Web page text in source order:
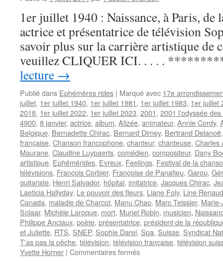
à
Bruxelles,
Michel
Van
Muylem
est
1er juillet 1940 : Naissance, à Paris, de
actrice et présentatrice de télévision
savoir plus sur la carrière artistique de
veuillez CLIQUER ICI. . . . .
lecture →
Publié dans Ephémères rides | Marqué avec 17e
juillet, 1er juillet 1940, 1er juillet 1981, 1er juillet 1983, 1er juillet
2018, 1er juillet 2022, 1er juillet 2023, 2001, 2001 l'odyssée
4900, 8 janvier, actrice, album, Alizée, animateur, Annie Cordy,
Belgique, Bernadette Chirac, Bernard Dimey, Bertrand Delanoë
française, Chanson francophone, chanteur, chanteuse, Charles
Maurane, Claudine Luypaerts, comédien, compositeur, Dany
artistique, Ephémérides, Evreux, Feelings, Festival de la
télévisions, François Corbier, Françoise de Panafieu, Garou,
guitariste, Henri Salvador, hôpital, imitatrice, Jacques Chirac,
Laeticia Hallyday, Le pouvoir des fleurs, Liane Foly, Line Renaud
Canada, maladie de Charcot, Manu Chao, Marc Teissier,
Solaar, Michèle Laroque, mort, Muriel Robin, musicien,
Philippe Anciaux, poète, présentatrice, président de la
et Juliette, RTS, SNEP, Sophie Darel, Spa, Suisse, Syndicat
T'as pas la pêche, télévision, télévision française, télévision
Yvette Horner | Commentaires ferméssur